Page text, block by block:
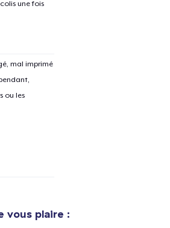
une fois
mal imprimé
ou les
vous plaire :